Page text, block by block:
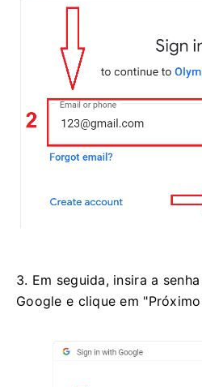
3. Em seguida, insira a
Google e clique em